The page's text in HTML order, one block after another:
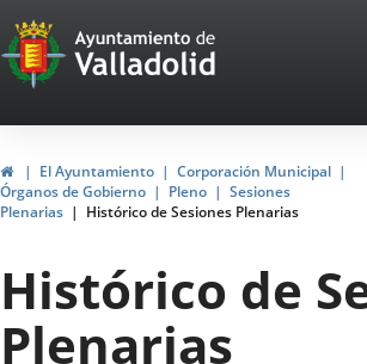
Portal
Web
del
Ayuntamiento
de
Valladolid
InicioEl Ayuntamiento
Corporación Municipal
Órganos de Gobierno
Pleno
Sesiones
Plenarias
Histórico de Sesiones Plenarias
Histórico de
Plenarias